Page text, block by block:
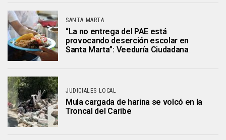
SANTA MARTA
“La no entrega del PAE está
provocando deserción escolar en
Santa Marta”: Veeduría Ciudadana
JUDICIALES LOCAL
Mula cargada de harina se volcó en la
Troncal del Caribe